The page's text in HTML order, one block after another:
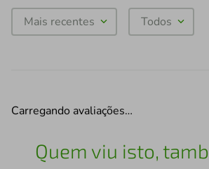
Mais recentes Todos
Carregando avaliações…
Quem viu isto,